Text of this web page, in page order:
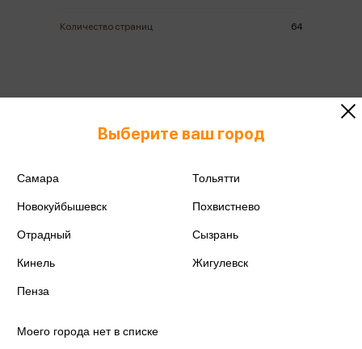
Количество страниц 64
АннотацияОтзывы
покоряют сердца зрителей по всему миру, и
растет. Мы узнаем новые истории,
сопереживаем любимым героям,
погружаемся в новую культуру… и делаем все
дорама с 3D-анимацией, собравшая
Выберите ваш город
Самара Тольятти
Новокуйбышевск Похвистнево
Отрадный Сызрань
Кинель Жигулевск
Пенза
Моего города нет в списке